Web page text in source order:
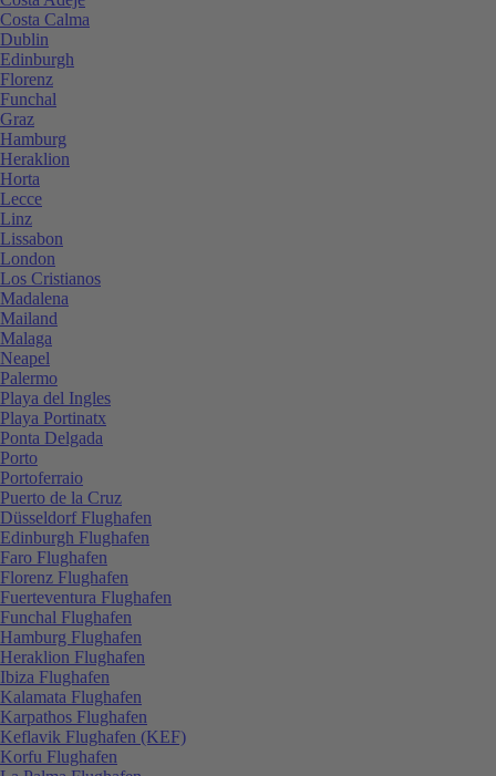
Costa Calma
Dublin
Edinburgh
Florenz
Funchal
Graz
Hamburg
Heraklion
Horta
Lecce
Linz
Lissabon
London
Los Cristianos
Madalena
Mailand
Malaga
Neapel
Palermo
Playa del Ingles
Playa Portinatx
Ponta Delgada
Porto
Portoferraio
Puerto de la Cruz
Düsseldorf Flughafen
Edinburgh Flughafen
Faro Flughafen
Florenz Flughafen
Fuerteventura Flughafen
Funchal Flughafen
Hamburg Flughafen
Heraklion Flughafen
Ibiza Flughafen
Kalamata Flughafen
Karpathos Flughafen
Keflavik Flughafen (KEF)
Korfu Flughafen